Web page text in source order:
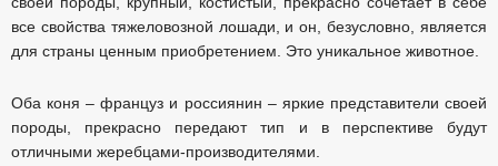
все свойства тяжеловозной лошади, и он, безусловно, является
для страны ценным приобретением. Это уникальное животное.
Оба коня – француз и россиянин – яркие представители своей
породы, прекрасно передают тип и в перспективе будут
отличными жеребцами-производителями.